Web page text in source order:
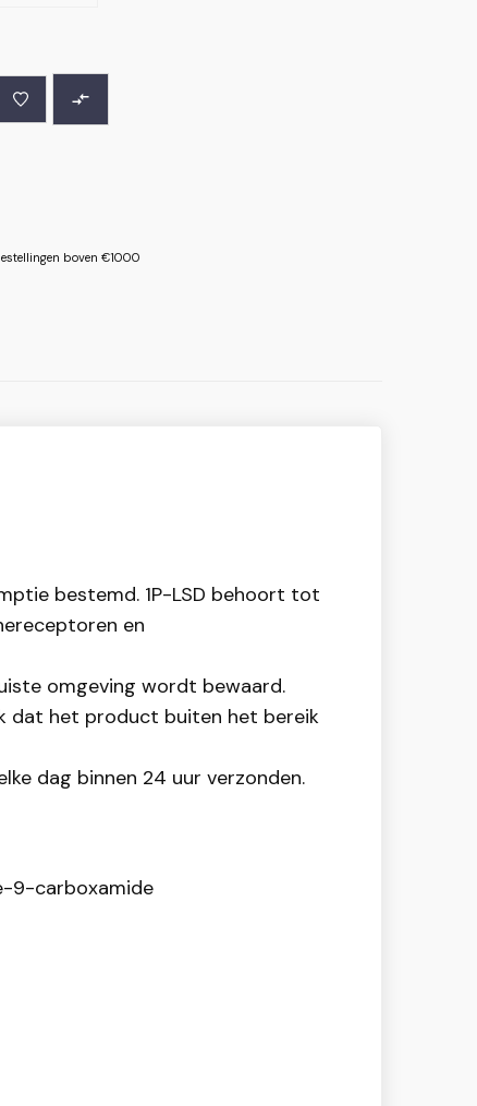
boven €1000
bestemd. 1P-LSD behoort tot
en
omgeving wordt bewaard.
dat het product buiten het bereik
dag binnen 24 uur verzonden.
9-carboxamide